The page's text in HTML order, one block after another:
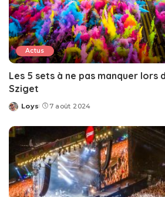
Actus
Les 5 sets à ne pas manquer lors
Sziget
Posted
Loys 7 août 2024